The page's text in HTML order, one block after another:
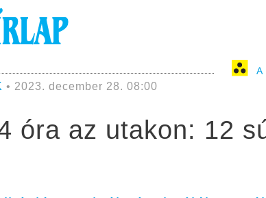
A
• 2023. december 28. 08:00
óra az utakon: 12